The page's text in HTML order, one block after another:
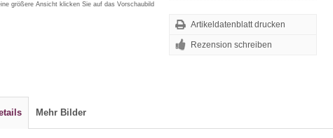
größere Ansicht klicken Sie auf das Vorschaubild
Artikeldatenblatt drucken
Rezension schreiben
Mehr Bilder